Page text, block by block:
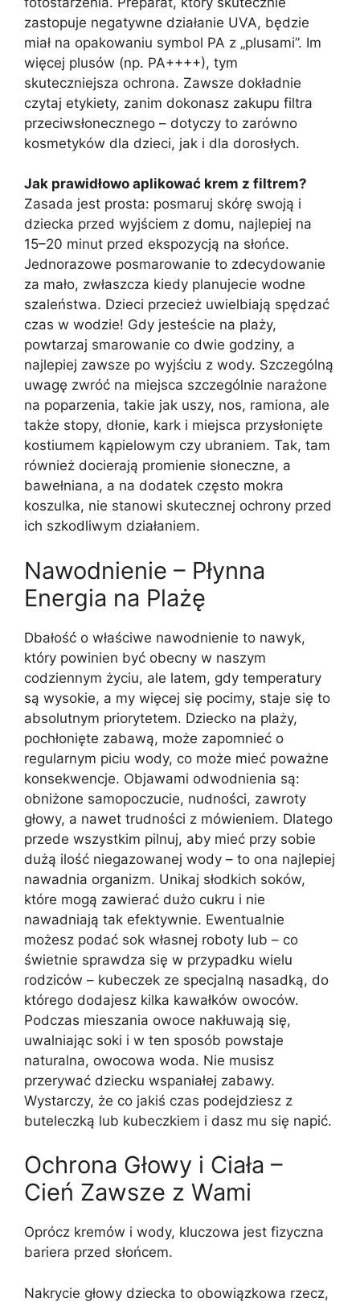
zastopuje negatywne działanie UVA, będzie
miał na opakowaniu symbol PA z „plusami”. Im
więcej plusów (np. PA++++), tym
skuteczniejsza ochrona. Zawsze dokładnie
czytaj etykiety, zanim dokonasz zakupu filtra
przeciwsłonecznego – dotyczy to zarówno
kosmetyków dla dzieci, jak i dla dorosłych.
Jak prawidłowo aplikować krem z filtrem?
Zasada jest prosta: posmaruj skórę swoją i
dziecka przed wyjściem z domu, najlepiej na
15–20 minut przed ekspozycją na słońce.
Jednorazowe posmarowanie to zdecydowanie
za mało, zwłaszcza kiedy planujecie wodne
szaleństwa. Dzieci przecież uwielbiają spędzać
czas w wodzie! Gdy jesteście na plaży,
powtarzaj smarowanie co dwie godziny, a
najlepiej zawsze po wyjściu z wody. Szczególną
uwagę zwróć na miejsca szczególnie narażone
na poparzenia, takie jak uszy, nos, ramiona, ale
także stopy, dłonie, kark i miejsca przysłonięte
kostiumem kąpielowym czy ubraniem. Tak, tam
również docierają promienie słoneczne, a
bawełniana, a na dodatek często mokra
koszulka, nie stanowi skutecznej ochrony przed
ich szkodliwym działaniem.
Nawodnienie – Płynna
Energia na Plażę
Dbałość o właściwe nawodnienie to nawyk,
który powinien być obecny w naszym
codziennym życiu, ale latem, gdy temperatury
są wysokie, a my więcej się pocimy, staje się to
absolutnym priorytetem. Dziecko na plaży,
pochłonięte zabawą, może zapomnieć o
regularnym piciu wody, co może mieć poważne
konsekwencje. Objawami odwodnienia są:
obniżone samopoczucie, nudności, zawroty
głowy, a nawet trudności z mówieniem. Dlatego
przede wszystkim pilnuj, aby mieć przy sobie
dużą ilość niegazowanej wody – to ona najlepiej
nawadnia organizm. Unikaj słodkich soków,
które mogą zawierać dużo cukru i nie
nawadniają tak efektywnie. Ewentualnie
możesz podać sok własnej roboty lub – co
świetnie sprawdza się w przypadku wielu
rodziców – kubeczek ze specjalną nasadką, do
którego dodajesz kilka kawałków owoców.
Podczas mieszania owoce nakłuwają się,
uwalniając soki i w ten sposób powstaje
naturalna, owocowa woda. Nie musisz
przerywać dziecku wspaniałej zabawy.
Wystarczy, że co jakiś czas podejdziesz z
buteleczką lub kubeczkiem i dasz mu się napić.
Ochrona Głowy i Ciała –
Cień Zawsze z Wami
Oprócz kremów i wody, kluczowa jest fizyczna
bariera przed słońcem.
Nakrycie głowy dziecka to obowiązkowa rzecz,